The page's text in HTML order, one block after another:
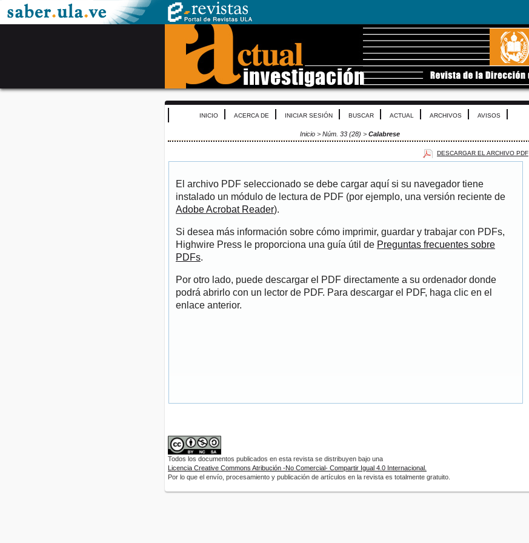
INICIO ACERCA DE INICIAR SESIÓN BUSCAR ACTUAL ARCHIVOS AVISOS
Inicio> Núm. 33 (28) > Calabrese
DESCARGAR EL ARCHIVO PDF
El archivo PDF seleccionado se debe cargar aquí si su navegador tiene
instalado un módulo de lectura de PDF (por ejemplo, una versión reciente de
Adobe Acrobat Reader).
Si desea más información sobre cómo imprimir, guardar y trabajar con PDFs,
Highwire Press le proporciona una guía útil de Preguntas frecuentes sobre
PDFs.
Por otro lado, puede descargar el PDF directamente a su ordenador donde
podrá abrirlo con un lector de PDF. Para descargar el PDF, haga clic en el
enlace anterior.
Todos los documentos publicados en esta revista se distribuyen bajo una
Licencia Creative Commons Atribución -No Comercial- Compartir Igual 4.0 Internacional.
Por lo que el envío, procesamiento y publicación de artículos en la revista es totalmente gratuito.